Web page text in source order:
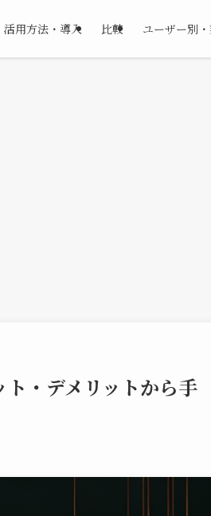
活用方法・導入 比較 ユーザー別
・デメリットから手